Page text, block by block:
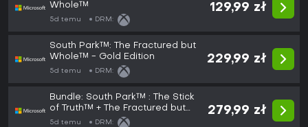
Whole™
5d temu DRM:
129,99 zł
South Park™: The Fractured but
Whole™ - Gold Edition
5d temu DRM:
229,99 zł
Bundle: South Park™ : The Stick
of Truth™ + The Fractured but
Whole™
5d temu DRM:
279,99 zł